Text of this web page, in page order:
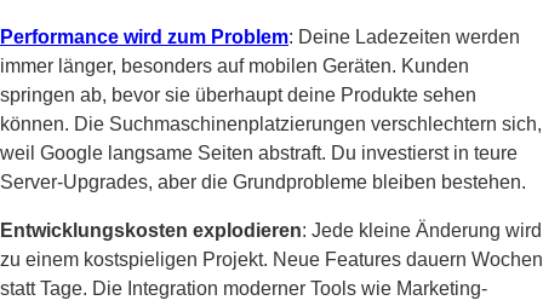
Performance wird zum Problem: Deine Ladezeiten werden
immer länger, besonders auf mobilen Geräten. Kunden
springen ab, bevor sie überhaupt deine Produkte sehen
können. Die Suchmaschinenplatzierungen verschlechtern sich,
weil Google langsame Seiten abstraft. Du investierst in teure
Server-Upgrades, aber die Grundprobleme bleiben bestehen.
Entwicklungskosten explodieren: Jede kleine Änderung wird
zu einem kostspieligen Projekt. Neue Features dauern Wochen
statt Tage. Die Integration moderner Tools wie Marketing-